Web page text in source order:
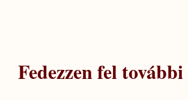
Fedezzen fel további